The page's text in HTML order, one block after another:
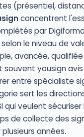
(présentiel,
concentrent
par
le niveau de
avancée, qualifiée
souvent yousign
entre spécialiste
sert les
qui veulent sécuriser
de collecte des
années.